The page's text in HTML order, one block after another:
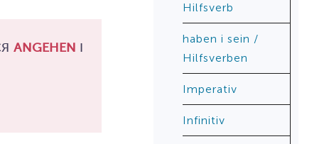
ANGEHEN І
Hilfsverb
haben і sein /
Hilfsverben
Imperativ
Infinitiv